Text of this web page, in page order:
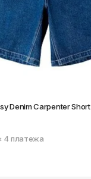
Denim Carpenter Short
4платежа